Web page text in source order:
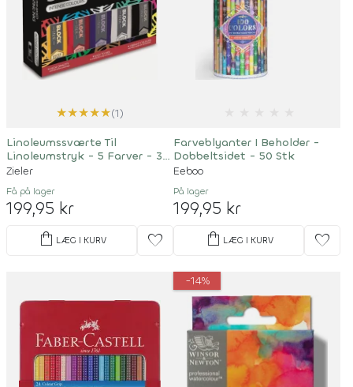
★★★★★(1)
Linoleumssværte Til
Linoleumstryk - 5 Farver - 38
ML
Zieler
Få på lager
199,95 kr
shopping_bag LÆG I KURV favorite
Farveblyanter I Beholder -
Dobbeltsidet - 50 Stk
Eeboo
På lager
199,95 kr
shopping_bag LÆG I KURV favorite
-14%